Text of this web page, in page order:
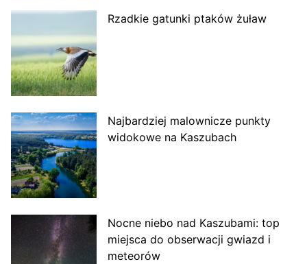
Rzadkie gatunki ptaków żuław
Najbardziej malownicze punkty
widokowe na Kaszubach
Nocne niebo nad Kaszubami: top
miejsca do obserwacji gwiazd i
meteorów